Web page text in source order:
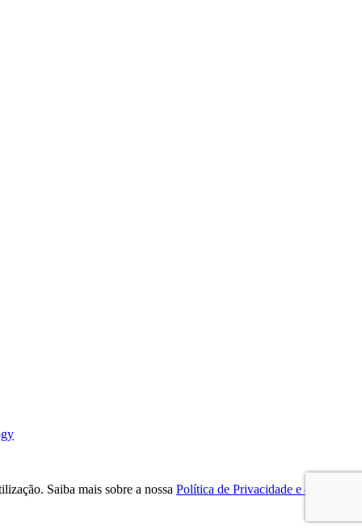
Saiba mais sobre a nossa Política de Privacidade e os